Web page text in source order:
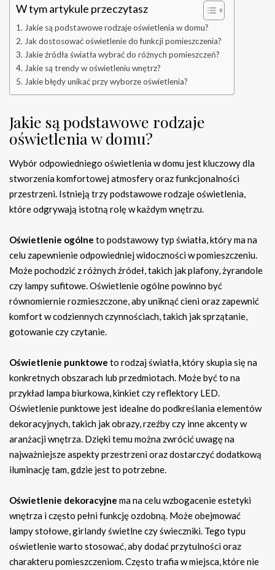
W tym artykule przeczytasz
Jakie są podstawowe rodzaje oświetlenia w domu?
Jak dostosować oświetlenie do funkcji pomieszczenia?
Jakie źródła światła wybrać do różnych pomieszczeń?
Jakie są trendy w oświetleniu wnętrz?
Jakie błędy unikać przy wyborze oświetlenia?
Jakie są podstawowe rodzaje
oświetlenia w domu?
Wybór odpowiedniego oświetlenia w domu jest kluczowy dla
stworzenia komfortowej atmosfery oraz funkcjonalności
przestrzeni. Istnieją trzy podstawowe rodzaje oświetlenia,
które odgrywają istotną rolę w każdym wnętrzu.
Oświetlenie ogólne to podstawowy typ światła, który ma na
celu zapewnienie odpowiedniej widoczności w pomieszczeniu.
Może pochodzić z różnych źródeł, takich jak plafony, żyrandole
czy lampy sufitowe. Oświetlenie ogólne powinno być
równomiernie rozmieszczone, aby uniknąć cieni oraz zapewnić
komfort w codziennych czynnościach, takich jak sprzątanie,
gotowanie czy czytanie.
Oświetlenie punktowe to rodzaj światła, który skupia się na
konkretnych obszarach lub przedmiotach. Może być to na
przykład lampa biurkowa, kinkiet czy reflektory LED.
Oświetlenie punktowe jest idealne do podkreślania elementów
dekoracyjnych, takich jak obrazy, rzeźby czy inne akcenty w
aranżacji wnętrza. Dzięki temu można zwrócić uwagę na
najważniejsze aspekty przestrzeni oraz dostarczyć dodatkową
iluminację tam, gdzie jest to potrzebne.
Oświetlenie dekoracyjne ma na celu wzbogacenie estetyki
wnętrza i często pełni funkcję ozdobną. Może obejmować
lampy stołowe, girlandy świetlne czy świeczniki. Tego typu
oświetlenie warto stosować, aby dodać przytulności oraz
charakteru pomieszczeniom. Często trafia w miejsca, które nie